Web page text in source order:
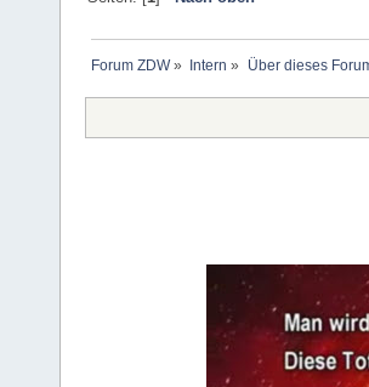
Forum ZDW» Intern » Über dieses